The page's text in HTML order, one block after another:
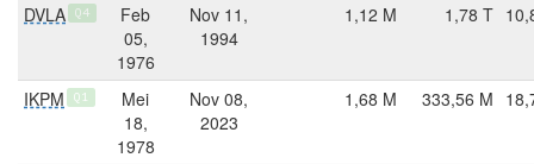
DVLA
Q4
Feb
05,
1976
Nov 11,
1994
1,12 M 1,78 T
IKPM Q1
Mei
18,
1978
Nov 08,
2023
1,68 M 333,56 M